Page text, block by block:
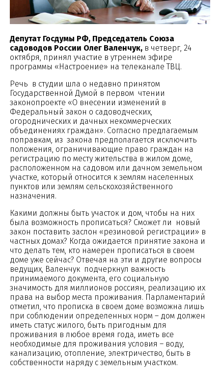
Депутат Госдумы РФ, Председатель Союза
садоводов России Олег Валенчук, в четверг, 24
октября, принял участие в утреннем эфире
программы «Настроение» на телеканале ТВЦ.
Речь в студии шла о недавно принятом
Государственной Думой в первом чтении
законопроекте «О внесении изменений в
Федеральный закон о садоводческих,
огороднических и дачных некоммерческих
объединениях граждан». Согласно предлагаемым
поправкам, из закона предполагается исключить
положения, ограничивающие право граждан на
регистрацию по месту жительства в жилом доме,
расположенном на садовом или дачном земельном
участке, который относится к землям населенных
пунктов или землям сельскохозяйственного
назначения.
Какими должны быть участок и дом, чтобы на них
была возможность прописаться? Сможет ли новый
закон поставить заслон «резиновой регистрации» в
частных домах? Когда ожидается принятие закона и
что делать тем, кто намерен прописаться в своем
доме уже сейчас? Отвечая на эти и другие вопросы
ведущих, Валенчук подчеркнул важность
принимаемого документа, его социальную
значимость для миллионов россиян, реализацию их
права на выбор места проживания. Парламентарий
отметил, что прописка в своем доме возможна лишь
при соблюдении определенных норм – дом должен
иметь статус жилого, быть пригодным для
проживания в любое время года, иметь все
необходимые для проживания условия – воду,
канализацию, отопление, электричество, быть в
собственности наряду с земельным участком.